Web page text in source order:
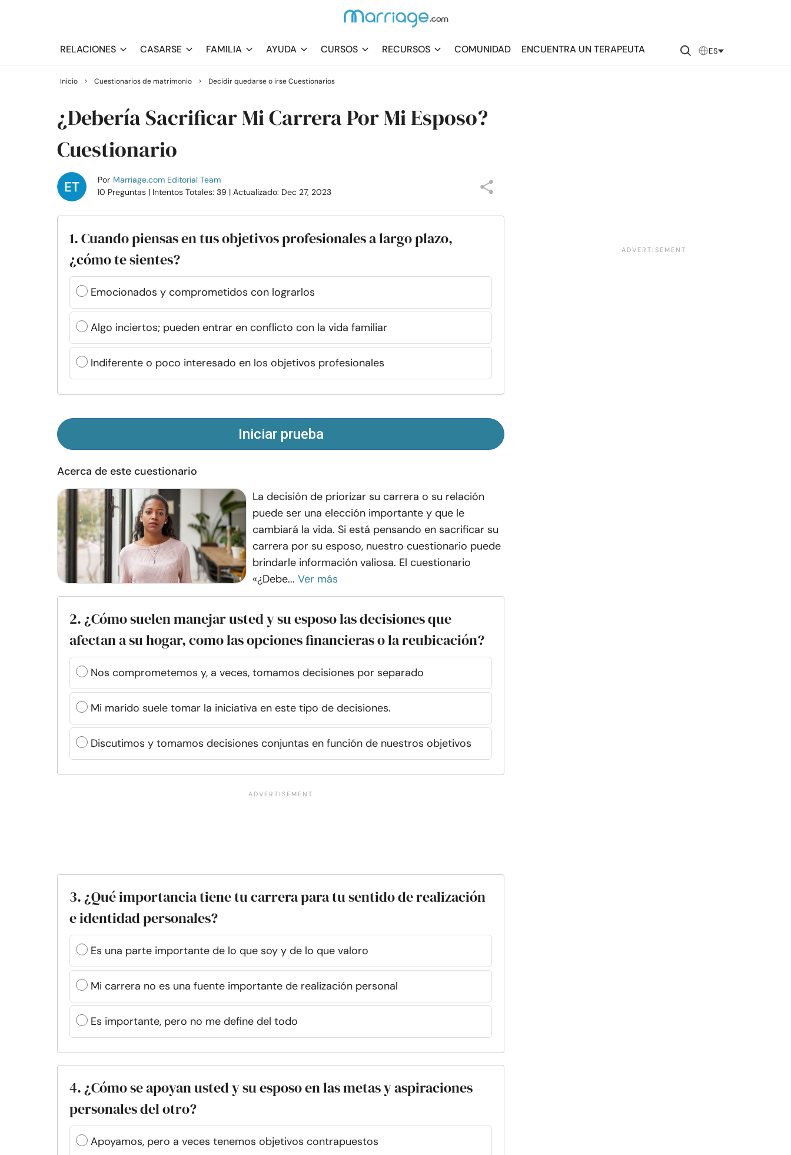
RELACIONES CASARSE FAMILIA AYUDA CURSOS RECURSOS COMUNIDAD ENCUENTRA UN TERAPEUTA ES
Inicio › Cuestionarios de matrimonio › Decidir quedarse o irse Cuestionarios
¿Debería Sacrificar Mi Carrera Por Mi Esposo?
Cuestionario
Por Marriage.com Editorial Team
10 Preguntas | Intentos Totales: 39 | Actualizado: Dec 27, 2023
1. Cuando piensas en tus objetivos profesionales a largo plazo,
¿cómo te sientes?
Emocionados y comprometidos con lograrlos
Algo inciertos; pueden entrar en conflicto con la vida familiar
Indiferente o poco interesado en los objetivos profesionales
Iniciar prueba
Acerca de este cuestionario
La decisión de priorizar su carrera o su relación
puede ser una elección importante y que le
cambiará la vida. Si está pensando en sacrificar su
carrera por su esposo, nuestro cuestionario puede
brindarle información valiosa. El cuestionario
«¿Debe... Ver más
2. ¿Cómo suelen manejar usted y su esposo las decisiones que
afectan a su hogar, como las opciones financieras o la reubicación?
Nos comprometemos y, a veces, tomamos decisiones por separado
Mi marido suele tomar la iniciativa en este tipo de decisiones.
Discutimos y tomamos decisiones conjuntas en función de nuestros objetivos
3. ¿Qué importancia tiene tu carrera para tu sentido de realización
e identidad personales?
Es una parte importante de lo que soy y de lo que valoro
Mi carrera no es una fuente importante de realización personal
Es importante, pero no me define del todo
4. ¿Cómo se apoyan usted y su esposo en las metas y aspiraciones
personales del otro?
Apoyamos, pero a veces tenemos objetivos contrapuestos